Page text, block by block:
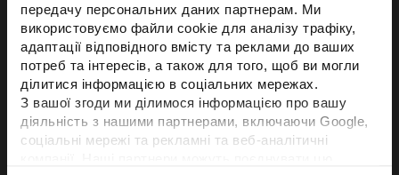
передачу персональних даних партнерам. Ми
використовуємо файли cookie для аналізу трафіку,
адаптації відповідного вмісту та реклами до ваших
потреб та інтересів, а також для того, щоб ви могли
ділитися інформацією в соціальних мережах.
З вашої згоди ми ділимося інформацією про вашу
діяльність з нашими партнерами, включаючи Google,
соціальні мережі та рекламні та веб-аналітичні